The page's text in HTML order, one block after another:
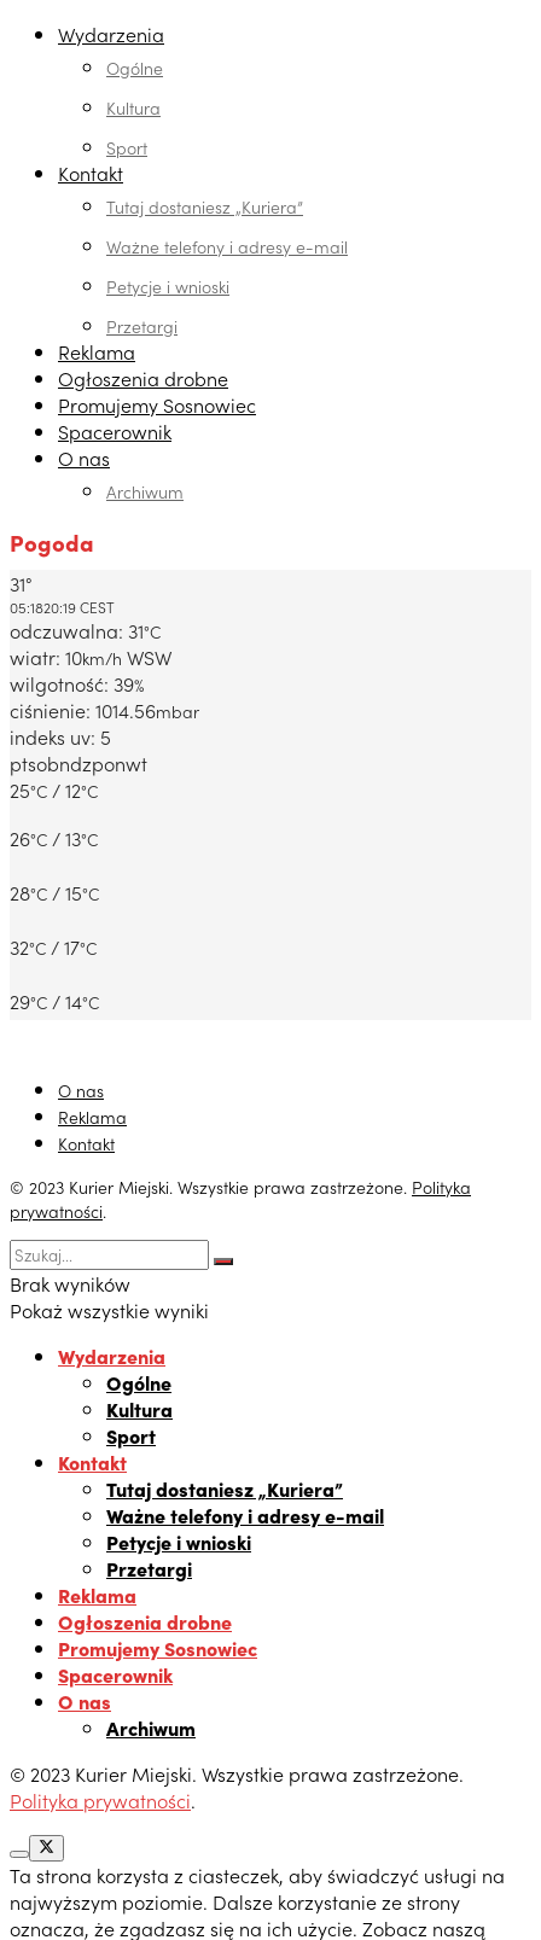
Wydarzenia
Ogólne
Kultura
Sport
Kontakt
Tutaj dostaniesz „Kuriera”
Ważne telefony i adresy e-mail
Petycje i wnioski
Przetargi
Reklama
Ogłoszenia drobne
Promujemy Sosnowiec
Spacerownik
O nas
Archiwum
Pogoda
Dabrowa Gornicza, PL
31°
05:1820:19 CEST
odczuwalna: 31°C
wiatr: 10km/h WSW
wilgotność: 39%
ciśnienie: 1014.56mbar
indeks uv: 5
ptsobndzponwt
25°C / 12°C
26°C / 13°C
28°C / 15°C
32°C / 17°C
29°C / 14°C
O nas
Reklama
Kontakt
© 2023 Kurier Miejski. Wszystkie prawa zastrzeżone. Polityka
prywatności.
Brak wyników
Pokaż wszystkie wyniki
Wydarzenia
Ogólne
Kultura
Sport
Kontakt
Tutaj dostaniesz „Kuriera”
Ważne telefony i adresy e-mail
Petycje i wnioski
Przetargi
Reklama
Ogłoszenia drobne
Promujemy Sosnowiec
Spacerownik
O nas
Archiwum
© 2023 Kurier Miejski. Wszystkie prawa zastrzeżone.
Polityka prywatności.
Ta strona korzysta z ciasteczek, aby świadczyć usługi na
najwyższym poziomie. Dalsze korzystanie ze strony
oznacza, że zgadzasz się na ich użycie. Zobacz naszą